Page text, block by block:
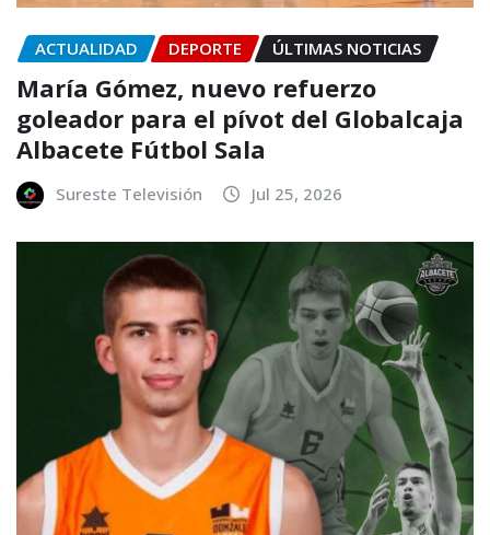
ACTUALIDAD DEPORTE ÚLTIMAS NOTICIAS
María Gómez, nuevo refuerzo
goleador para el pívot del Globalcaja
Albacete Fútbol Sala
Sureste Televisión Jul 25, 2026